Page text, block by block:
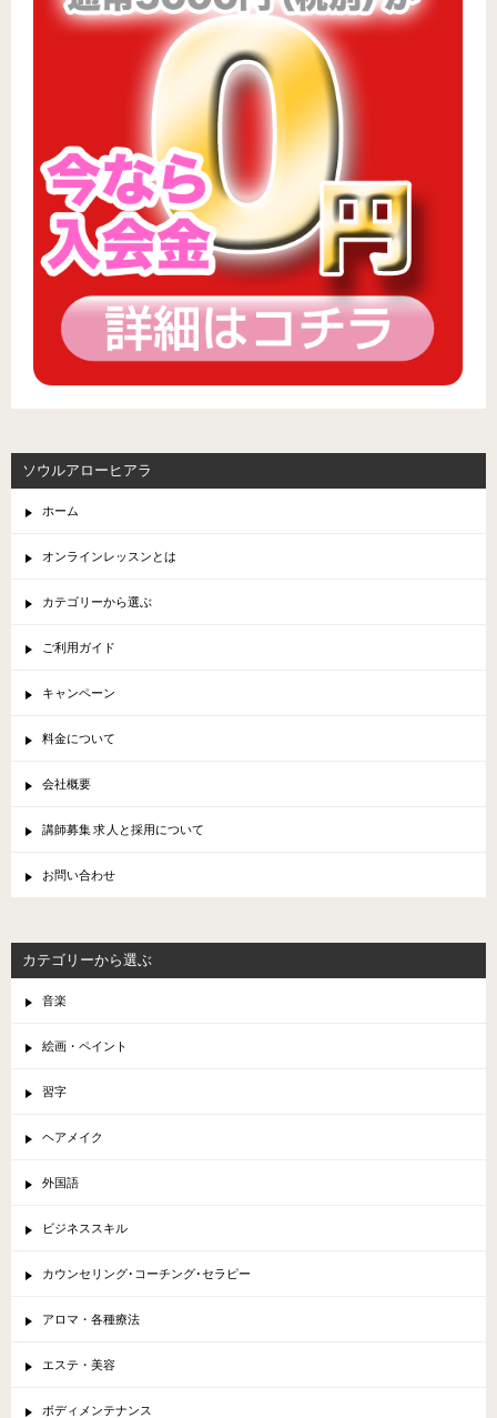
ソウルアローヒアラ
ホーム
オンラインレッスンとは
カテゴリーから選ぶ
ご利用ガイド
キャンペーン
料金について
会社概要
講師募集 求人と採用について
お問い合わせ
カテゴリーから選ぶ
音楽
絵画・ペイント
習字
ヘアメイク
外国語
ビジネススキル
カウンセリング･コーチング･セラピー
アロマ・各種療法
エステ・美容
ボディメンテナンス